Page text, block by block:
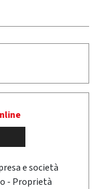
e società
- Proprietà